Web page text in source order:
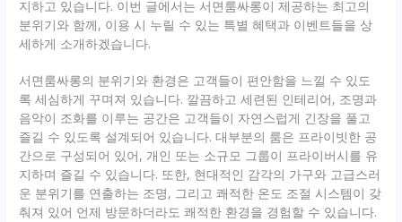
지하고 있습니다. 이번 글에서는 서면룸싸롱이 제공하는 최고의
분위기와 함께, 이용 시 누릴 수 있는 특별 혜택과 이벤트들을 상
세하게 소개하겠습니다.
서면룸싸롱의 분위기와 환경은 고객들이 편안함을 느낄 수 있도
록 세심하게 꾸며져 있습니다. 깔끔하고 세련된 인테리어, 조명과
음악이 조화를 이루는 공간은 고객들이 자연스럽게 긴장을 풀고
즐길 수 있도록 설계되어 있습니다. 대부분의 룸은 프라이빗한 공
간으로 구성되어 있어, 개인 또는 소규모 그룹이 프라이버시를 유
지하며 즐길 수 있습니다. 또한, 현대적인 감각의 가구와 고급스러
운 분위기를 연출하는 조명, 그리고 쾌적한 온도 조절 시스템이 갖
춰져 있어 언제 방문하더라도 쾌적한 환경을 경험할 수 있습니다.